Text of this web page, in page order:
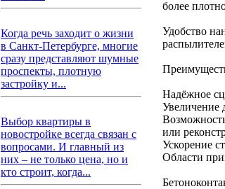
Когда речь заходит о жизни
в Санкт-Петербурге, многие
сразу представляют шумные
проспекты, плотную
застройку и...
Выбор квартиры в
новостройке всегда связан с
вопросами. И главный из
них – не только цена, но и
кто строит, когда...
более
Удобство
Надёжное
Увеличение
или
Ускорение
Области